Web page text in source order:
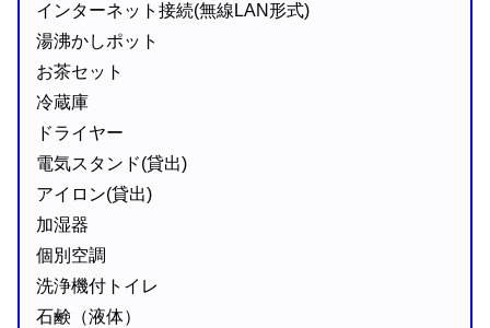
インターネット接続(無線LAN形式)
湯沸かしポット
お茶セット
冷蔵庫
ドライヤー
電気スタンド(貸出)
アイロン(貸出)
加湿器
個別空調
洗浄機付トイレ
石鹸（液体）